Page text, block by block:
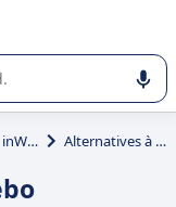
la sélection de
inWebo Alternatives à inWebo